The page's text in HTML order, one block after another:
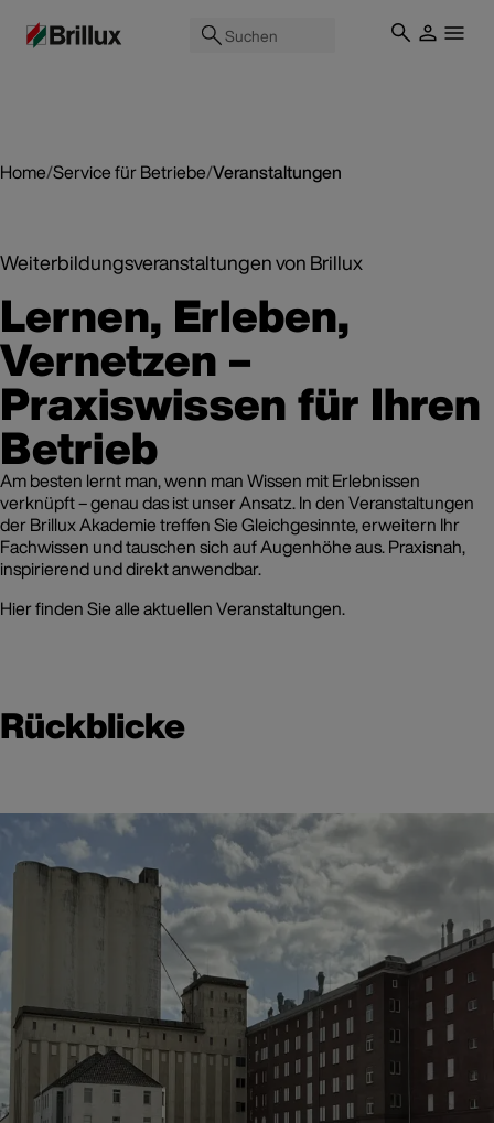
Suchen
Home/Service für Betriebe/Veranstaltungen
Weiterbildungsveranstaltungen von Brillux
Lernen, Erleben,
Vernetzen –
Praxiswissen für Ihren
Betrieb
Am besten lernt man, wenn man Wissen mit Erlebnissen
verknüpft – genau das ist unser Ansatz. In den Veranstaltungen
der Brillux Akademie treffen Sie Gleichgesinnte, erweitern Ihr
Fachwissen und tauschen sich auf Augenhöhe aus. Praxisnah,
inspirierend und direkt anwendbar.
Hier finden Sie alle aktuellen Veranstaltungen.
Rückblicke